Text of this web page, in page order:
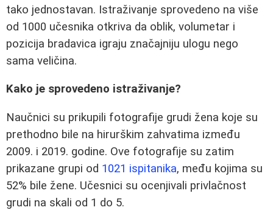
tako jednostavan. Istraživanje sprovedeno na više
od 1000 učesnika otkriva da oblik, volumetar i
pozicija bradavica igraju značajniju ulogu nego
sama veličina.
Kako je sprovedeno istraživanje?
Naučnici su prikupili fotografije grudi žena koje su
prethodno bile na hirurškim zahvatima između
2009. i 2019. godine. Ove fotografije su zatim
prikazane grupi od 1021 ispitanika, među kojima su
52% bile žene. Učesnici su ocenjivali privlačnost
grudi na skali od 1 do 5.